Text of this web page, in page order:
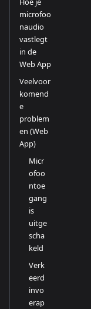
microfoo
naudio
vastlegt
in de
Web App
Veelvoor
komend
e
problem
en (Web
App)
Micr
ofoo
ntoe
gang
is
uitge
scha
keld
Verk
eerd
invo
erap